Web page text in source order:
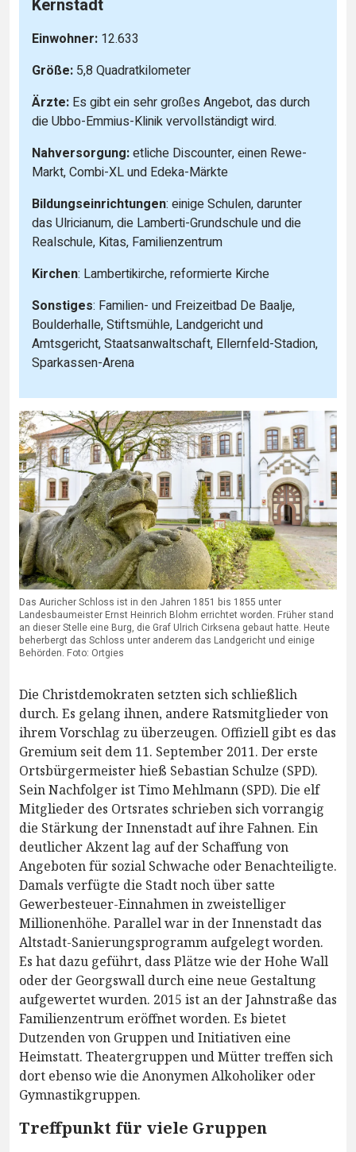
Kernstadt
Einwohner: 12.633
Größe: 5,8 Quadratkilometer
Ärzte: Es gibt ein sehr großes Angebot, das durch
die Ubbo-Emmius-Klinik vervollständigt wird.
Nahversorgung:etliche Discounter, einen Rewe-
Markt, Combi-XL und Edeka-Märkte
Bildungseinrichtungen: einige Schulen, darunter
das Ulricianum, die Lamberti-Grundschule und die
Realschule, Kitas, Familienzentrum
Kirchen: Lambertikirche, reformierte Kirche
Sonstiges: Familien- und Freizeitbad De Baalje,
Boulderhalle, Stiftsmühle, Landgericht und
Amtsgericht, Staatsanwaltschaft, Ellernfeld-Stadion,
Sparkassen-Arena
Das Auricher Schloss ist in den Jahren 1851 bis 1855 unter
Landesbaumeister Ernst Heinrich Blohm errichtet worden. Früher stand
an dieser Stelle eine Burg, die Graf Ulrich Cirksena gebaut hatte. Heute
beherbergt das Schloss unter anderem das Landgericht und einige
Behörden. Foto: Ortgies
Die Christdemokraten setzten sich schließlich
durch. Es gelang ihnen, andere Ratsmitglieder von
ihrem Vorschlag zu überzeugen. Offiziell gibt es das
Gremium seit dem 11. September 2011. Der erste
Ortsbürgermeister hieß Sebastian Schulze (SPD).
Sein Nachfolger ist Timo Mehlmann (SPD). Die elf
Mitglieder des Ortsrates schrieben sich vorrangig
die Stärkung der Innenstadt auf ihre Fahnen. Ein
deutlicher Akzent lag auf der Schaffung von
Angeboten für sozial Schwache oder Benachteiligte.
Damals verfügte die Stadt noch über satte
Gewerbesteuer-Einnahmen in zweistelliger
Millionenhöhe. Parallel war in der Innenstadt das
Altstadt-Sanierungsprogramm aufgelegt worden.
Es hat dazu geführt, dass Plätze wie der Hohe Wall
oder der Georgswall durch eine neue Gestaltung
aufgewertet wurden. 2015 ist an der Jahnstraße das
Familienzentrum eröffnet worden. Es bietet
Dutzenden von Gruppen und Initiativen eine
Heimstatt. Theatergruppen und Mütter treffen sich
dort ebenso wie die Anonymen Alkoholiker oder
Gymnastikgruppen.
Treffpunkt für viele Gruppen